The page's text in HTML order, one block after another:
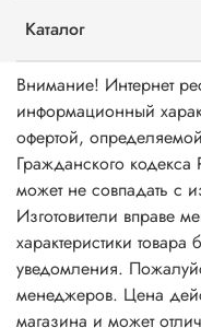
Каталог
Внимание! Интернет
информационный
офертой,
Гражданского
может не совпадать с
Изготовители вправе
характеристики
уведомления.
менеджеров. Цена
магазина и может